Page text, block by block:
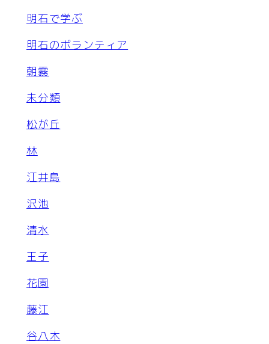
明石で学ぶ
明石のボランティア
朝霧
未分類
松が丘
林
江井島
沢池
清水
王子
花園
藤江
谷八木